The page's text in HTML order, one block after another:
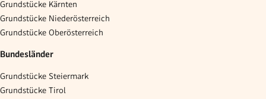
Grundstücke Kärnten
Grundstücke Niederösterreich
Grundstücke Oberösterreich
Bundesländer
Grundstücke Steiermark
Grundstücke Tirol